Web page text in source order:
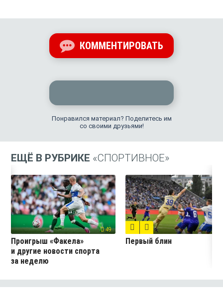
КОММЕНТИРОВАТЬ
Понравился материал? Поделитесь им
со своими друзьями!
ЕЩЁ В РУБРИКЕ «СПОРТИВНОЕ»
49
Проигрыш «Факела»
и другие новости спорта
за неделю
Первый блин